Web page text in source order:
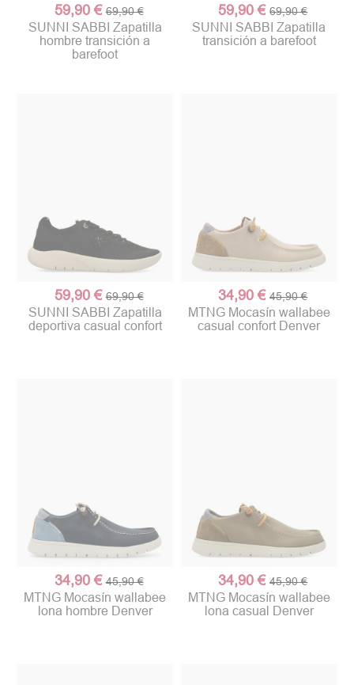
59,90 € 69,90 €
SUNNI SABBI Zapatilla
hombre transición a
barefoot
59,90 € 69,90 €
SUNNI SABBI Zapatilla
transición a barefoot
59,90 € 69,90 €
SUNNI SABBI Zapatilla
deportiva casual confort
34,90 € 45,90 €
MTNG Mocasín wallabee
casual confort Denver
34,90 € 45,90 €
MTNG Mocasín wallabee
lona hombre Denver
34,90 € 45,90 €
MTNG Mocasín wallabee
lona casual Denver